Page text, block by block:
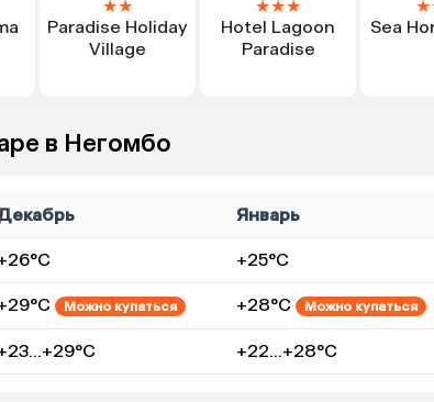
★★
Paradise Holiday
Village
★★★
Hotel Lagoon
Paradise
★
Sea
в Негомбо
Январь
+25°C
Можно купаться +28°C Можно купаться
+22…+28°C